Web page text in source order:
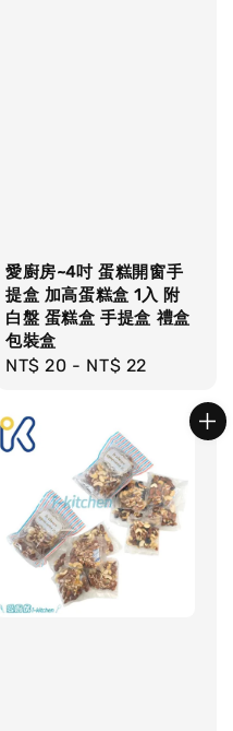
愛廚房~4吋 蛋糕開窗手
提盒 加高蛋糕盒 1入 附
白盤 蛋糕盒 手提盒 禮盒
包裝盒
Regular
NT$ 20 - NT$ 22